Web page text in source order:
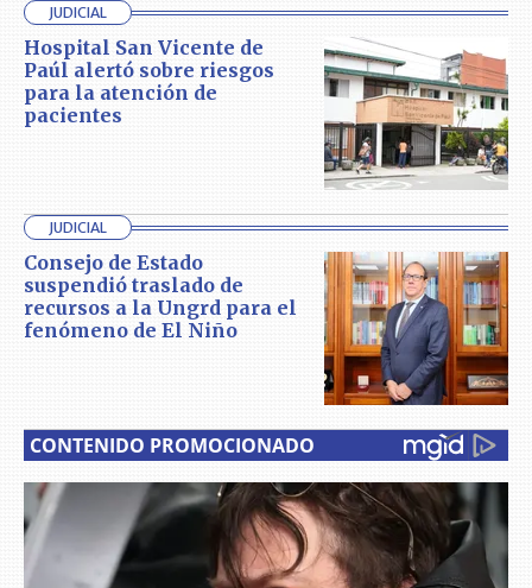
JUDICIAL
Hospital San Vicente de
Paúl alertó sobre riesgos
para la atención de
pacientes
JUDICIAL
Consejo de Estado
suspendió traslado de
recursos a la Ungrd para el
fenómeno de El Niño